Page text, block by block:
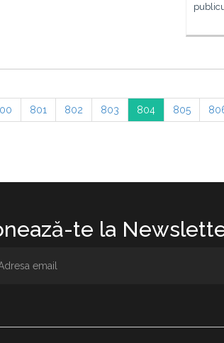
801 802 803 804 805
te la